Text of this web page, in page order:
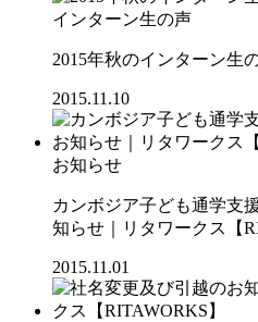
インターン生の声
2015年秋のインターン生
2015.11.10
お知らせ
カンボジア子ども通学支
知らせ｜リタワークス【
2015.11.01